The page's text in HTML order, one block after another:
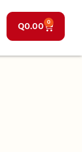
Q0.00 0